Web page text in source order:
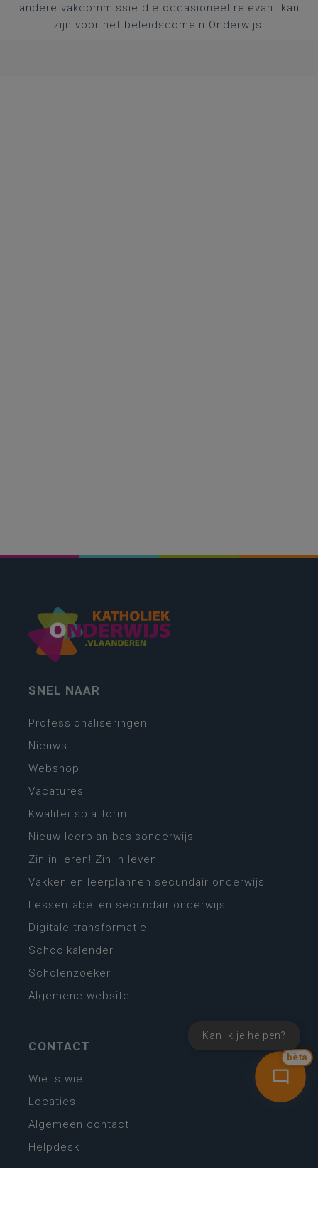
andere vakcommissie die occasioneel relevant kan
zijn voor het beleidsdomein Onderwijs.
bèta
Kan ik je helpen?
SNEL NAAR
Professionaliseringen
Nieuws
Webshop
Vacatures
Kwaliteitsplatform
Nieuw leerplan basisonderwijs
Zin in leren! Zin in leven!
Vakken en leerplannen secundair onderwijs
Lessentabellen secundair onderwijs
Digitale transformatie
Schoolkalender
Scholenzoeker
Algemene website
CONTACT
Wie is wie
Locaties
Algemeen contact
Helpdesk